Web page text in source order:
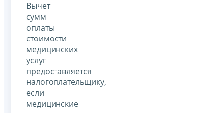
Вычет
сумм
оплаты
стоимости
медицинских
услуг
предоставляется
налогоплательщику,
если
медицинские